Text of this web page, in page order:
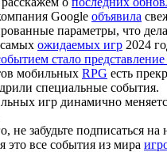
Google объявила
параметры, что
ожидаемых игр 2024
стало представление
мобильных RPG есть
специальные события.
игр динамично
не забудьте подписаться
это все события из мира